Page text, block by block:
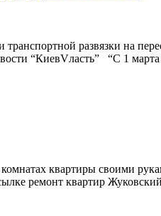
развязки на
“КиевVласть” “С 1 марта
квартиры своими
ремонт квартир